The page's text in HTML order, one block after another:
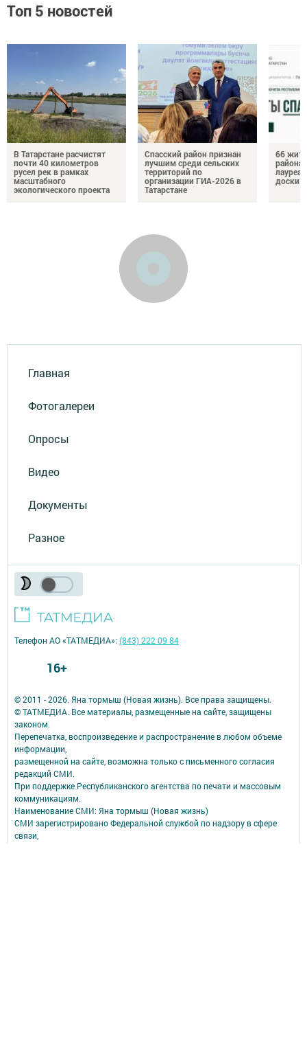
Топ 5 новостей
В Татарстане расчистят
почти 40 километров
русел рек в рамках
масштабного
экологического проекта
Спасский район признан
лучшим среди сельских
территорий по
организации ГИА-2026 в
Татарстане
66
района
доски
Главная
Фотогалереи
Опросы
Видео
Документы
Разное
© 2011 - 2026. Яна тормыш (Новая жизнь). Все права защищены.
© ТАТМЕДИА. Все материалы, размещенные на сайте, защищены
законом.
Перепечатка, воспроизведение и распространение в любом объеме
информации,
размещенной на сайте, возможна только с письменного согласия
редакций СМИ.
При поддержке Республиканского агентства по печати и массовым
коммуникациям.
Наименование СМИ: Яна тормыш (Новая жизнь)
СМИ зарегистрировано Федеральной службой по надзору в сфере
связи,
Телефон АО «ТАТМЕДИА»:(843) 222 09 84
16+